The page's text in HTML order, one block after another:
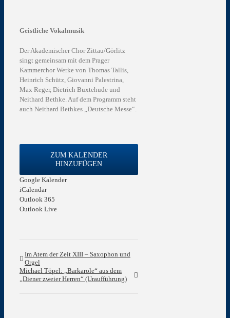
Geistliche Vokalmusik
Der Akademischer Chor Zittau/Görlitz
singt gemeinsam mit dem Prager
Kammerchor Werke von Thomas Tallis,
Heinrich Schütz, Giovanni Palestrina,
Max Reger, Dietrich Buxtehude und
Neithard Bethke. Auf dem Programm steht
auch Neithard Bethkes „Deutsche Messe“.
ZUM KALENDER
HINZUFÜGEN
Google Kalender
iCalendar
Outlook 365
Outlook Live
Im Atem der Zeit XIII – Saxophon und
Orgel
Michael Töpel: „Barkarole“ aus dem
„Diener zweier Herren“ (Uraufführung)